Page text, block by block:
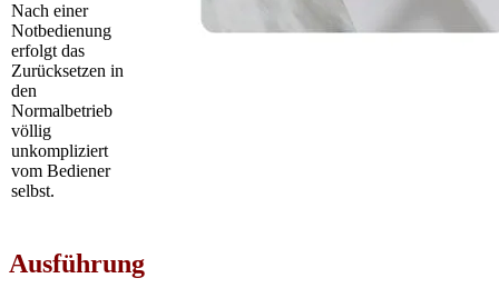
Nach einer
Notbedienung
erfolgt das
Zurücksetzen in
den
Normalbetrieb
völlig
unkompliziert
vom Bediener
selbst.
Ausführung